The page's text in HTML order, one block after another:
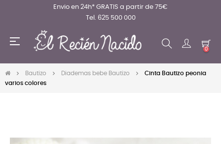
Envio en 24h* GRATIS a partir de 75€
Tel. 625 500 000
Navegación
☰
0
Bautizo Diademas bebe Bautizo
Cinta Bautizo peonia
varios colores